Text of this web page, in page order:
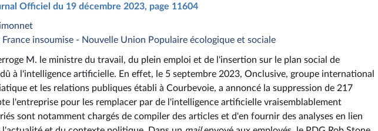
Officiel du 19 décembre 2023, page 11604
insoumise - Nouvelle Union Populaire écologique et sociale
M. le ministre du travail, du plein emploi et de l'insertion sur le plan social de
dû à l'intelligence artificielle. En effet, le 5 septembre 2023, Onclusive, groupe international
et les relations publiques établi à Courbevoie, a annoncé la suppression de 217
l'entreprise pour les remplacer par de l'intelligence artificielle vraisemblablement
sont notamment chargés de compiler des articles et d'en fournir des analyses en lien